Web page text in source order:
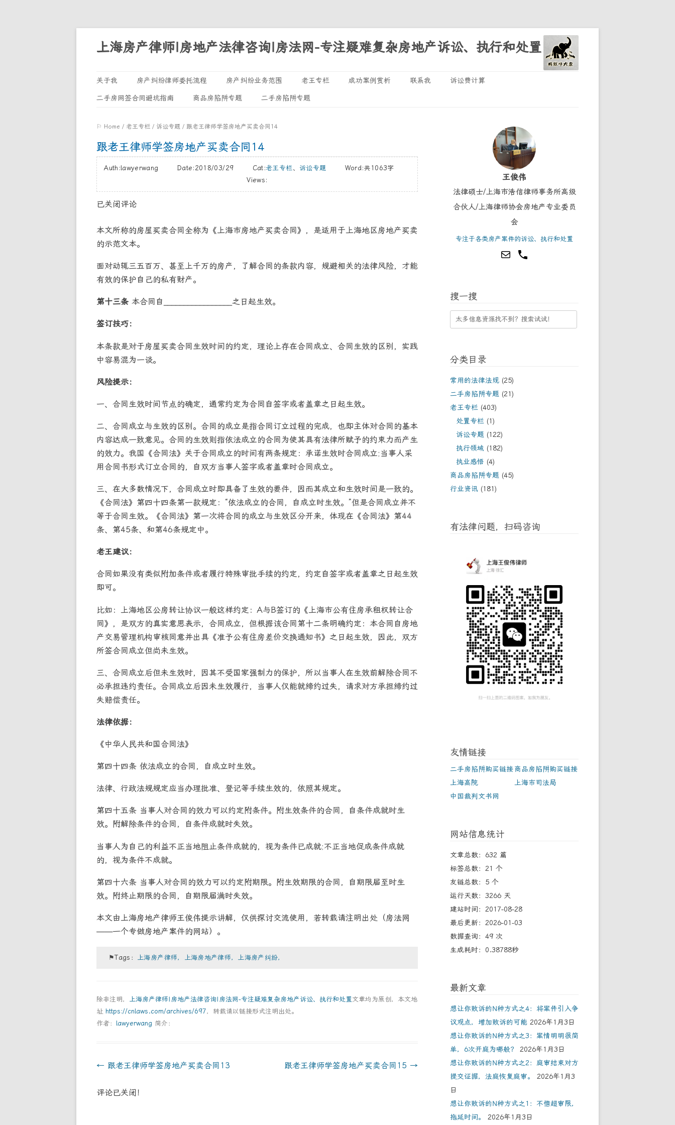
上海房产律师|房地产法律咨询|房法网-专注疑难复杂房地产诉讼、执行和处置
Skip
关于我 房产纠纷律师委托流程 房产纠纷业务范围 老王专栏
诉讼专题
成功案例赏析 联系我 诉讼费计算
二手房网签合同避坑指南 商品房陷阱专题 二手房陷阱专题
⚐ Home / 老王专栏 / 诉讼专题 / 跟老王律师学签房地产买卖合同14
跟老王律师学签房地产买卖合同14
Auth:lawyerwang Date:2018/03/29 Cat:老王专栏、 诉讼专题 Word:共1063字
Views:
已关闭评论
本文所称的房屋买卖合同全称为《上海市房地产买卖合同》，是适用于上海地区房地产买卖
的示范文本。
面对动辄三五百万、甚至上千万的房产，了解合同的条款内容，规避相关的法律风险，才能
有效的保护自己的私有财产。
第十三条 本合同自_________________之日起生效。
签订技巧：
本条款是对于房屋买卖合同生效时间的约定，理论上存在合同成立、合同生效的区别，实践
中容易混为一谈。
风险提示：
一、合同生效时间节点的确定，通常约定为合同自签字或者盖章之日起生效。
二、合同成立与生效的区别。合同的成立是指合同订立过程的完成，也即主体对合同的基本
内容达成一致意见。合同的生效则指依法成立的合同为使其具有法律所赋予的约束力而产生
的效力。我国《合同法》关于合同成立的时间有两条规定：承诺生效时合同成立;当事人采
用合同书形式订立合同的，自双方当事人签字或者盖章时合同成立。
三、在大多数情况下，合同成立时即具备了生效的要件，因而其成立和生效时间是一致的。
《合同法》第四十四条第一款规定：“依法成立的合同，自成立时生效。”但是合同成立并不
等于合同生效。《合同法》第一次将合同的成立与生效区分开来，体现在《合同法》第44
条、第45条、和第46条规定中。
老王建议：
合同如果没有类似附加条件或者履行特殊审批手续的约定，约定自签字或者盖章之日起生效
即可。
比如：上海地区公房转让协议一般这样约定：A与B签订的《上海市公有住房承租权转让合
同》，是双方的真实意思表示，合同成立，但根据该合同第十二条明确约定：本合同自房地
产交易管理机构审核同意并出具《准予公有住房差价交换通知书》之日起生效，因此，双方
所签合同成立但尚未生效。
三、合同成立后但未生效时，因其不受国家强制力的保护，所以当事人在生效前解除合同不
必承担违约责任。合同成立后因未生效履行，当事人仅能就缔约过失，请求对方承担缔约过
失赔偿责任。
法律依据：
《中华人民共和国合同法》
第四十四条 依法成立的合同，自成立时生效。
法律、行政法规规定应当办理批准、登记等手续生效的，依照其规定。
第四十五条 当事人对合同的效力可以约定附条件。附生效条件的合同，自条件成就时生
效。附解除条件的合同，自条件成就时失效。
当事人为自己的利益不正当地阻止条件成就的，视为条件已成就;不正当地促成条件成就
的，视为条件不成就。
第四十六条 当事人对合同的效力可以约定附期限。附生效期限的合同，自期限届至时生
效。附终止期限的合同，自期限届满时失效。
本文由上海房地产律师王俊伟提示讲解，仅供探讨交流使用，若转载请注明出处（房法网
——一个专做房地产案件的网站）。
⚑Tags： 上海房产律师，上海房地产律师，上海房产纠纷，
除非注明， 上海房产律师|房地产法律咨询|房法网-专注疑难复杂房地产诉讼、执行和处置文章均为原创，本文地
址 https://cnlaws.com/archives/697，转载请以链接形式注明出处。
作者： lawyerwang 简介：
Post
← 跟老王律师学签房地产买卖合同13 跟老王律师学签房地产买卖合同15 →
评论已关闭！
王俊伟
法律硕士/上海市浩信律师事务所高级
合伙人/上海律师协会房地产专业委员
会
专注于各类房产案件的诉讼、执行和处置
搜一搜
分类目录
常用的法律法规 (25)
二手房陷阱专题 (21)
老王专栏 (403)
处置专栏 (1)
诉讼专题 (122)
执行领域 (182)
执业感悟 (4)
商品房陷阱专题 (45)
行业资讯 (181)
有法律问题，扫码咨询
友情链接
二手房陷阱购买链接商品房陷阱购买链接
上海高院
上海市司法局
中国裁判文书网
网站信息统计
文章总数：632 篇
标签总数：21 个
友链总数：5 个
运行天数：3266 天
建站时间：2017-08-28
最后更新：2026-01-03
数据查询：49 次
生成耗时：0.38788秒
最新文章
想让你败诉的N种方式之4：将案件引入争
议观点，增加败诉的可能 2026年1月3日
想让你败诉的N种方式之3：案情明明很简
单，6次开庭为哪般？
2026年1月3日
想让你败诉的N种方式之2：庭审结束对方
提交证据，法庭恢复庭审。
2026年1月3
日
想让你败诉的N种方式之1：不惜超审限，
拖延时间。
2026年1月3日